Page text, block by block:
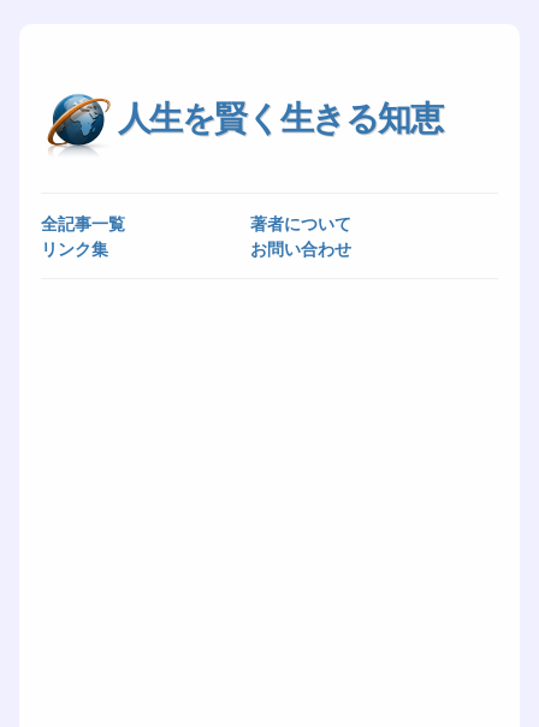
人生を賢く生きる知恵
全記事一覧
著者について
リンク集
お問い合わせ